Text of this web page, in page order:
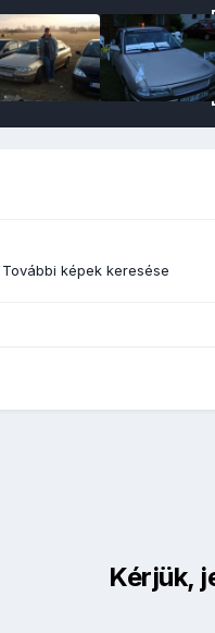
További képek keresése
Kérjük,